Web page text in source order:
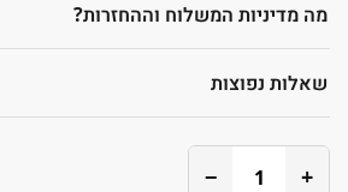
מה מדיניות המשלוח וההחזרות?
שאלות נפוצות
+
−